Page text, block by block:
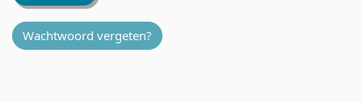
Wachtwoord vergeten?